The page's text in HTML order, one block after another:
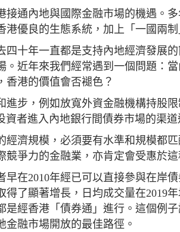
接通內地與國際金融市場的機遇。
優良的生態系統，加上「一國兩
四十年一直都是支持內地經濟發展
。近年來我們經常遇到一個問題：
香港的價值會否褪色？
進步，例如放寬外資金融機構持股
者進入內地銀行間債券市場的渠道
經濟規模，必須要有水準和規模都
爭力的金融業，亦肯定會受惠於這
早在2010年經已可以直接參與在岸
了顯著增長，日均成交量在2019
是經香港「債券通」進行。這個例
金融市場開放的最佳路徑。